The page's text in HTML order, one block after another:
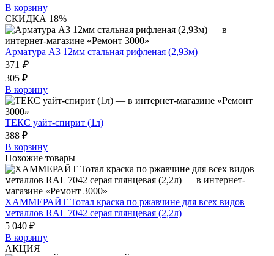
В корзину
СКИДКА 18%
Арматура А3 12мм стальная рифленая (2,93м)
371 ₽
305 ₽
В корзину
ТЕКС уайт-спирит (1л)
388 ₽
В корзину
Похожие товары
ХАММЕРАЙТ Тотал краска по ржавчине для всех видов
металлов RAL 7042 серая глянцевая (2,2л)
5 040 ₽
В корзину
АКЦИЯ